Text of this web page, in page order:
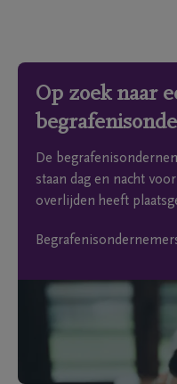
Op zoek naar
De
staan dag en nacht
overlijden heeft